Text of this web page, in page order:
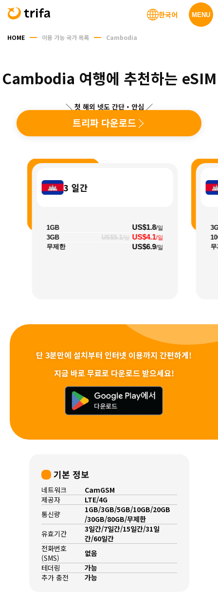
MENU
한국어
HOME 이용 가능 국가 목록 Cambodia
Cambodia 여행에 추천하는 eSIM
＼ 첫 해외 넷도 간단・안심 ／
트리파 다운로드
3 일간
1GB US$1.8/일
3GB US$5.1/일 US$4.1/일
무제한 US$6.9/일
단 3분만에 설치부터 인터넷 이용까지 간편하게!
지금 바로 무료로 다운로드 받으세요!
기본 정보
네트워크
CamGSM
제공자
LTE/4G
통신량
1GB/3GB/5GB/10GB/20GB
/30GB/80GB/무제한
유효기간
3일간/7일간/15일간/31일
간/60일간
전화번호
(SMS)
없음
테더링
가능
추가 충전
가능